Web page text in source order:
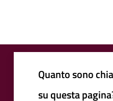
Quanto sono
su questa